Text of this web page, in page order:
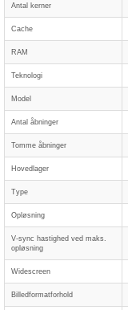
Antal kerner
Cache
RAM
Teknologi
Model
Antal åbninger
Tomme åbninger
Hovedlager
Type
Opløsning
V-sync hastighed ved maks.
opløsning
Widescreen
Billedformatforhold